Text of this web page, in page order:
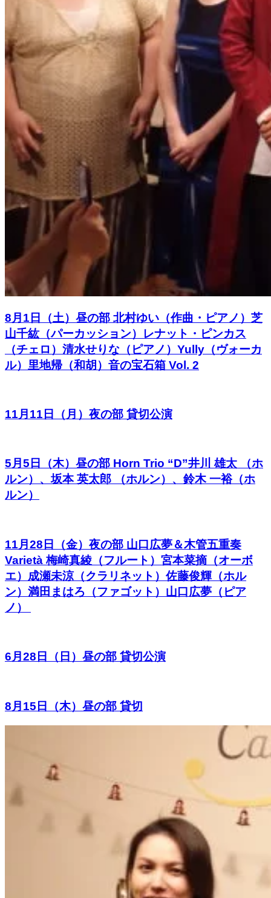
8月1日（土）昼の部 北村ゆい（作曲・ピアノ）芝
山千紘（パーカッション）レナット・ピンカス
（チェロ）清水せりな（ピアノ）Yully（ヴォーカ
ル）里地帰（和胡）音の宝石箱 Vol. 2
11月11日（月）夜の部 貸切公演
5月5日（木）昼の部 Horn Trio “D”井川 雄太 （ホ
ルン）、坂本 英太郎 （ホルン）、鈴木 一裕（ホ
ルン）
11月28日（金）夜の部 山口広夢＆木管五重奏
Varietà 梅崎真綾（フルート）宮本菜摘（オーボ
エ）成瀬未涼（クラリネット）佐藤俊輝（ホル
ン）満田まはろ（ファゴット）山口広夢（ピア
ノ）
6月28日（日）昼の部 貸切公演
8月15日（木）昼の部 貸切